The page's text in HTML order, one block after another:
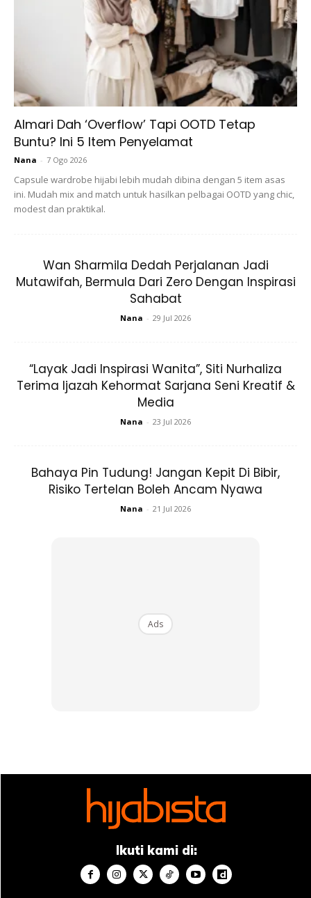
Bagi Megawati, tiada sebarang masalah yang timbul
biarpun dirinya berhijab termasuk untuk solat dan mencari
Bawa Tudung Khas Untuk Perlawanan
Megawati bukan sahaja atlet Muslim pertama bahkan juga
atlet berhijab pertama dalam liga bola tampar Korea
Sehingga kini, tidak pernah terlintas di fikiran Megawati
Almari Dah ‘Overflow’ Tapi OOTD Tetap
Buntu? Ini 5 Item Penyelamat
Nana - 7 Ogo 2026
Capsule wardrobe hijabi lebih mudah dibina dengan 5 item asas
ini. Mudah mix and match untuk hasilkan pelbagai OOTD yang chic,
modest dan praktikal.
Wan Sharmila Dedah Perjalanan Jadi
Mutawifah, Bermula Dari Zero Dengan Inspirasi
Sahabat
Nana - 29 Jul 2026
“Layak Jadi Inspirasi Wanita”, Siti Nurhaliza
Terima Ijazah Kehormat Sarjana Seni Kreatif &
Media
Nana - 23 Jul 2026
Bahaya Pin Tudung! Jangan Kepit Di Bibir,
Risiko Tertelan Boleh Ancam Nyawa
Nana - 21 Jul 2026
Ads
Ikuti kami di: